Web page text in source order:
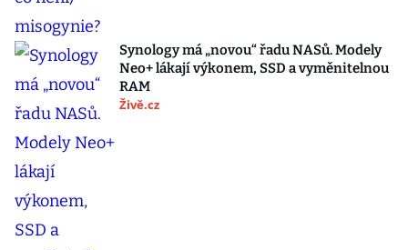
Synology má „novou“ řadu NASů. Modely
Neo+ lákají výkonem, SSD a vyměnitelnou
RAM
Živě.cz